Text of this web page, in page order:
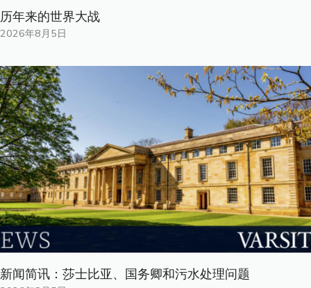
历年来的世界大战
2026年8月5日
新闻简讯：莎士比亚、国务卿和污水处理问题